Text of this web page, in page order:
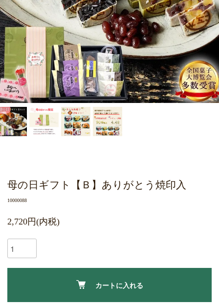
母の日ギフト【Ｂ】ありがとう焼印入
10000088
2,720円(内税)
カートに入れる